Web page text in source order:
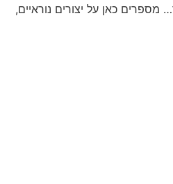
מספרים כאן על יצורים נוראיים,